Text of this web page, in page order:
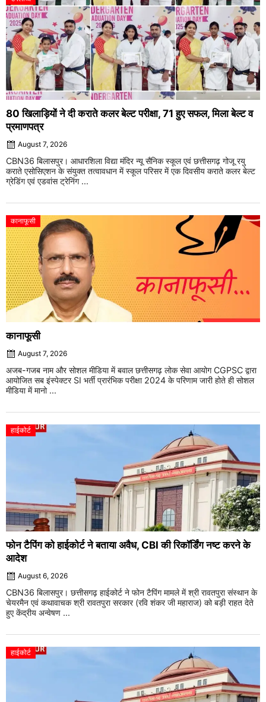
80 खिलाड़ियों ने दी कराते कलर बेल्ट परीक्षा, 71 हुए सफल, मिला बेल्ट व
प्रमाणपत्र
August 7, 2026
CBN36 बिलासपुर। आधारशिला विद्या मंदिर न्यू सैनिक स्कूल एवं छत्तीसगढ़ गोजू रयु
कराते एसोसिएशन के संयुक्त तत्वावधान में स्कूल परिसर में एक दिवसीय कराते कलर बेल्ट
ग्रेडिंग एवं एडवांस ट्रेनिंग ...
कानाफूसी
कानाफूसी
August 7, 2026
अजब-गजब नाम और सोशल मीडिया में बवाल छत्तीसगढ़ लोक सेवा आयोग CGPSC द्वारा
आयोजित सब इंस्पेक्टर SI भर्ती प्रारंभिक परीक्षा 2024 के परिणाम जारी होते ही सोशल
मीडिया में मानो ...
हाईकोर्ट
फोन टैपिंग को हाईकोर्ट ने बताया अवैध, CBI की रिकॉर्डिंग नष्ट करने के
आदेश
August 6, 2026
CBN36 बिलासपुर। छत्तीसगढ़ हाईकोर्ट ने फोन टैपिंग मामले में श्री रावतपुरा संस्थान के
चेयरमैन एवं कथावाचक श्री रावतपुरा सरकार (रवि शंकर जी महाराज) को बड़ी राहत देते
हुए केंद्रीय अन्वेषण ...
हाईकोर्ट